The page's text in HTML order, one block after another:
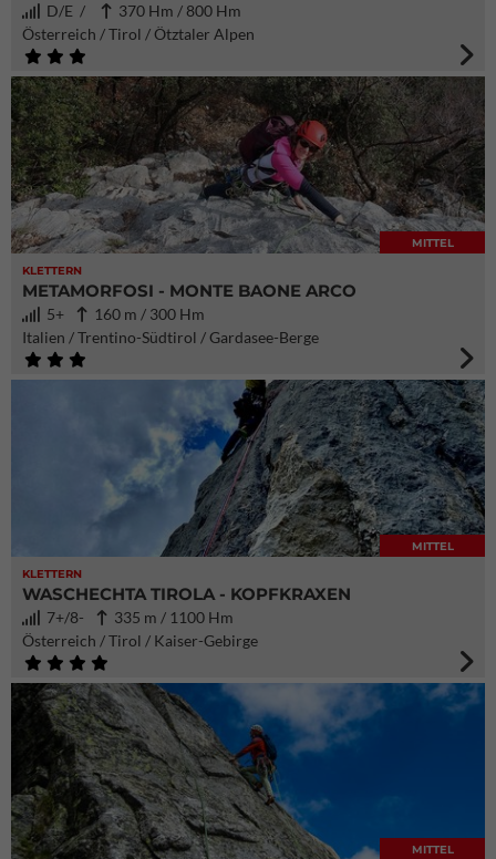
D/E /
370 Hm / 800 Hm
Österreich / Tirol / Ötztaler Alpen
KLETTERN
MITTEL
METAMORFOSI - MONTE BAONE ARCO
5+
160 m / 300 Hm
Italien / Trentino-Südtirol / Gardasee-Berge
KLETTERN
MITTEL
WASCHECHTA TIROLA - KOPFKRAXEN
7+/8-
335 m / 1100 Hm
Österreich / Tirol / Kaiser-Gebirge
MITTEL